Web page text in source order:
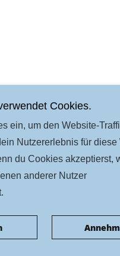
Cookies.
ein, um den Website-
Nutzererlebnis für diese
du Cookies akzeptierst,
anderer Nutzer